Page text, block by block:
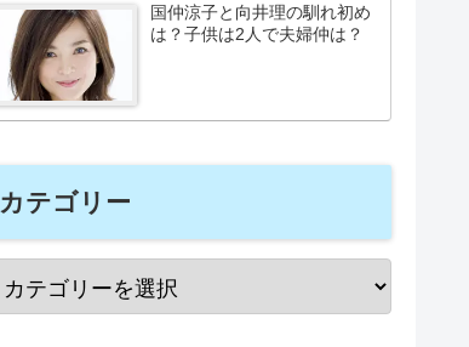
国仲涼子と向井理の馴れ初め
は？子供は2人で夫婦仲は？
カテゴリー